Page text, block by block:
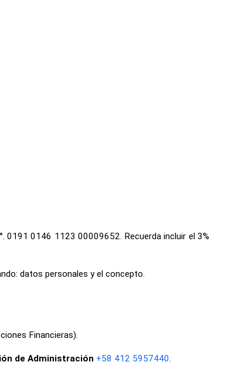
0191 0146 1123 00009652. Recuerda incluir el 3%
datos personales y el concepto.
Financieras).
de Administración +58 412 5957440.